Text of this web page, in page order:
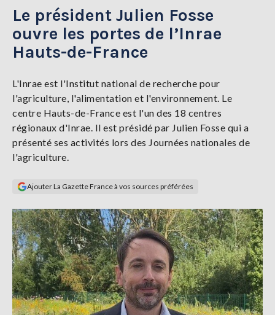
TENDANCES
SERVICES
LA
Se
connecter
S'abonner
Le président Julien Fosse
ouvre les portes de l’Inrae
Hauts-de-France
L'Inrae est l'Institut national de recherche pour
l'agriculture, l'alimentation et l'environnement. Le
centre Hauts-de-France est l'un des 18 centres
régionaux d'Inrae. Il est présidé par Julien Fosse qui a
présenté ses activités lors des Journées nationales de
l'agriculture.
Ajouter La Gazette France à vos sources préférées